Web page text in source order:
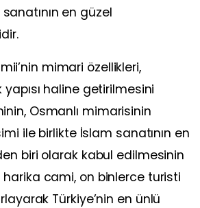
en güzel
mimari özellikleri,
yapısı haline getirilmesini
Osmanlı mimarisinin
ile birlikte İslam sanatının en
biri olarak kabul edilmesinin
harika cami, on binlerce turisti
Türkiye’nin en ünlü